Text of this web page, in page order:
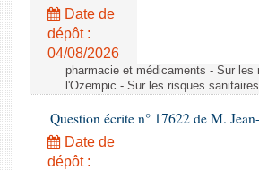
Date de
dépôt :
04/08/2026
pharmacie et médicaments - Sur
l'Ozempic - Sur les risques
Question écrite n° 17622 de M.
Date de
dépôt :